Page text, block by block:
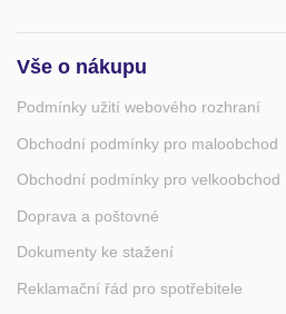
Vše o nákupu
Podmínky užití webového rozhraní
Obchodní podmínky pro maloobchod
Obchodní podmínky pro velkoobchod
Doprava a poštovné
Dokumenty ke stažení
Reklamační řád pro spotřebitele